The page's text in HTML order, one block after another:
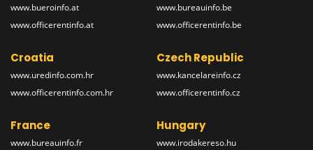
www.bueroinfo.at
www.officerentinfo.at
www.bureauinfo.be
www.officerentinfo.be
Croatia
www.uredinfo.com.hr
www.officerentinfo.com.hr
Czech Republic
www.kancelareinfo.cz
www.officerentinfo.cz
France
www.bureauinfo.fr
Hungary
www.irodakereso.hu